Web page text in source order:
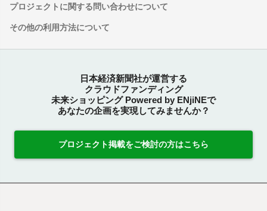
プロジェクトに関する問い合わせについて
その他の利用方法について
日本経済新聞社が運営する
クラウドファンディング
未来ショッピング Powered by ENjiNEで
あなたの企画を実現してみませんか？
プロジェクト掲載をご検討の方はこちら